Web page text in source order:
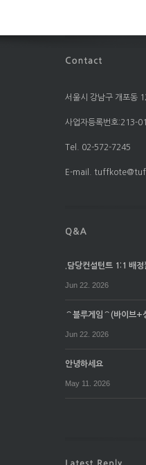
서울시 강남구 개포동
사업자등록번호:213-
Tel. 02-572-7245
E-mail.
.담당컨설턴트 1:1 배정
Jun 22. 2026
⌒블루게임⌒(바이브+
Jun 22. 2026
안녕하세요
May 11. 2026